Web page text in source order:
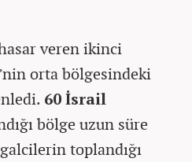
veren ikinci
orta bölgesindeki
60 İsrail
bölge uzun süre
toplandığı